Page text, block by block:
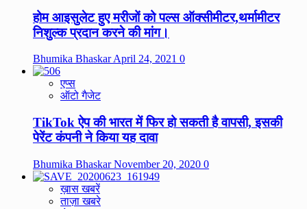
होम आइसुलेट हुए मरीजों को पल्स ऑक्सीमीटर,थर्मामीटर
निशुल्क प्रदान करने की मांग।
Bhumika BhaskarApril 24, 2021 0
एप्स
ऑटो गैजेट
TikTok ऐप की भारत में फिर हो सकती है वापसी, इसकी
पेरेंट कंपनी ने किया यह दावा
Bhumika BhaskarNovember 20, 2020 0
ख़ास खबरें
ताज़ा खबरे